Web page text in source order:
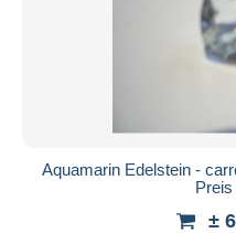
Aquamarin Edelstein -
±